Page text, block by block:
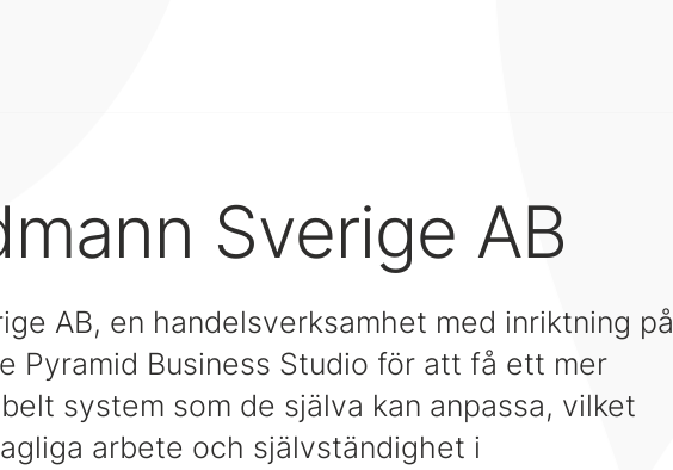
Sverige AB
AB, en handelsverksamhet med inriktning på
Pyramid Business Studio för att få ett mer
system som de själva kan anpassa, vilket
arbete och självständighet i